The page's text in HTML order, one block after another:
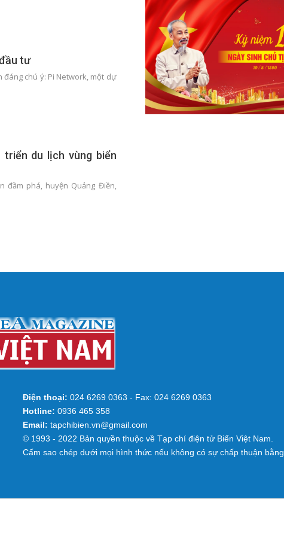
tư
chú ý: Pi Network, một dự
triển du lịch vùng biển
đầm phá, huyện Quảng Điền,
Điện thoại: 024 6269 0363 - Fax: 024 6269 0363
Hotline: 0936 465 358
Email: tapchibien.vn@gmail.com
© 1993 - 2022 Bản quyền thuộc về Tạp chí điện tử Biển Việt Nam.
Cấm sao chép dưới mọi hình thức nếu không có sự chấp thuận